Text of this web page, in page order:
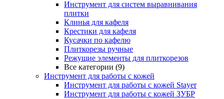
Инструмент для систем выравнивания
плитки
Клинья для кафеля
Крестики для кафеля
Кусачки по кафелю
Плиткорезы ручные
Режущие элементы для плиткорезов
Все категории (9)
Инструмент для работы с кожей
Инструмент для работы с кожей Stayer
Инструмент для работы с кожей ЗУБР